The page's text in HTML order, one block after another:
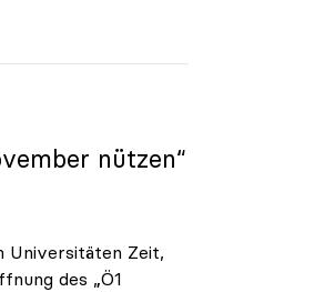
nützen“
Universitäten Zeit,
des „Ö1